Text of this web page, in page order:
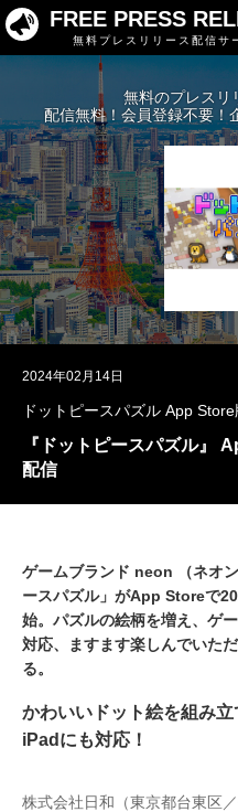
FREE PRESS
無料プレスリリース配信サ
無料のプレスリ
配信無料！会員登録不要！
2024年02月14日
ドットピースパズル App
『ドットピースパズル』
配信
ゲームブランド neon （ネオ
ースパズル」がApp Storeで
始。パズルの絵柄を増え、ゲ
対応、ますます楽しんでいた
る。
かわいいドット絵を組み
iPadにも対応！
株式会社日和（東京都台東区